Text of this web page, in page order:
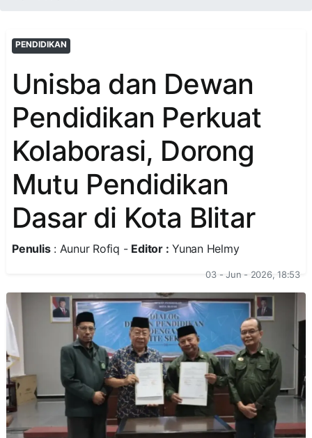
PENDIDIKAN
Unisba dan Dewan
Pendidikan Perkuat
Kolaborasi, Dorong
Mutu Pendidikan
Dasar di Kota Blitar
Penulis: Aunur Rofiq - Editor : Yunan Helmy
03 - Jun - 2026, 18:53